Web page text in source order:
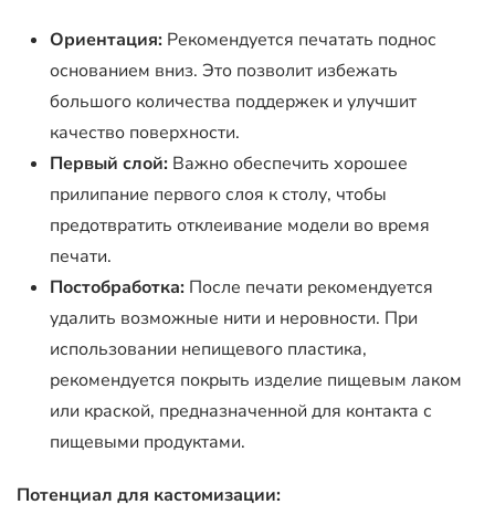
Ориентация: Рекомендуется печатать поднос
основанием вниз. Это позволит избежать
большого количества поддержек и улучшит
качество поверхности.
Первый слой: Важно обеспечить хорошее
прилипание первого слоя к столу, чтобы
предотвратить отклеивание модели во время
печати.
Постобработка: После печати рекомендуется
удалить возможные нити и неровности. При
использовании непищевого пластика,
рекомендуется покрыть изделие пищевым лаком
или краской, предназначенной для контакта с
пищевыми продуктами.
Потенциал для кастомизации: